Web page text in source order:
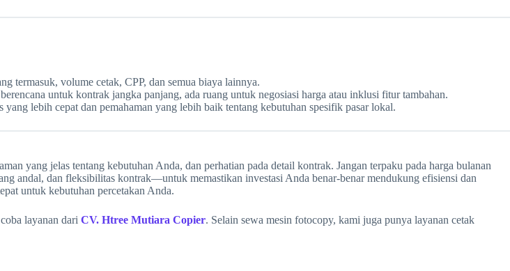
termasuk, volume cetak, CPP, dan semua biaya lainnya.
untuk kontrak jangka panjang, ada ruang untuk negosiasi harga atau inklusi fitur tambahan.
lebih cepat dan pemahaman yang lebih baik tentang kebutuhan spesifik pasar lokal.
yang jelas tentang kebutuhan Anda, dan perhatian pada detail kontrak. Jangan terpaku pada harga bulanan
andal, dan fleksibilitas kontrak—untuk memastikan investasi Anda benar-benar mendukung efisiensi dan
untuk kebutuhan percetakan Anda.
layanan dari CV. Htree Mutiara Copier. Selain sewa mesin fotocopy, kami juga punya layanan cetak